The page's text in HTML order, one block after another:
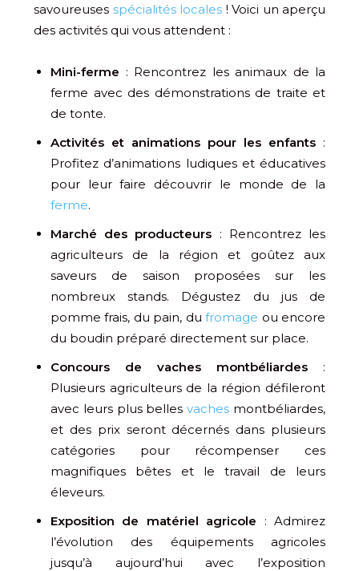
savoureuses spécialités locales ! Voici un aperçu
des activités qui vous attendent :
Mini-ferme : Rencontrez les animaux de la
ferme avec des démonstrations de traite et
de tonte.
Activités et animations pour les enfants :
Profitez d’animations ludiques et éducatives
pour leur faire découvrir le monde de la
ferme.
Marché des producteurs : Rencontrez les
agriculteurs de la région et goûtez aux
saveurs de saison proposées sur les
nombreux stands. Dégustez du jus de
pomme frais, du pain, dufromage ou encore
du boudin préparé directement sur place.
Concours de vaches montbéliardes :
Plusieurs agriculteurs de la région défileront
avec leurs plus bellesvaches montbéliardes,
et des prix seront décernés dans plusieurs
catégories pour récompenser ces
magnifiques bêtes et le travail de leurs
éleveurs.
Exposition de matériel agricole : Admirez
l’évolution des équipements agricoles
jusqu’à aujourd’hui avec l’exposition